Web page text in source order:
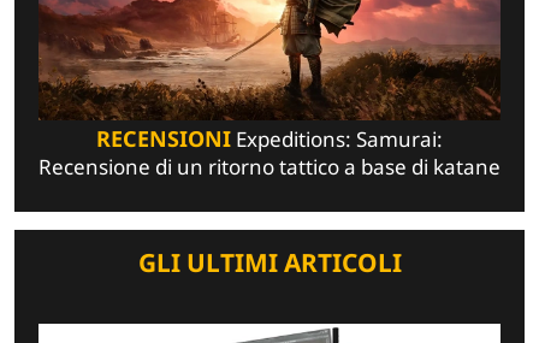
RECENSIONI Expeditions: Samurai:
Recensione di un ritorno tattico a base di katane
GLI ULTIMI ARTICOLI